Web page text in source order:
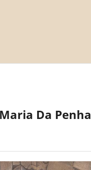
Da Penha